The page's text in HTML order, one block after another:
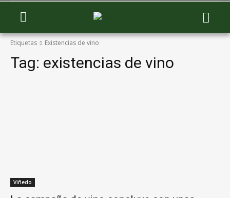
Etiquetas Existencias de vino
Tag: existencias de vino
Viñedo